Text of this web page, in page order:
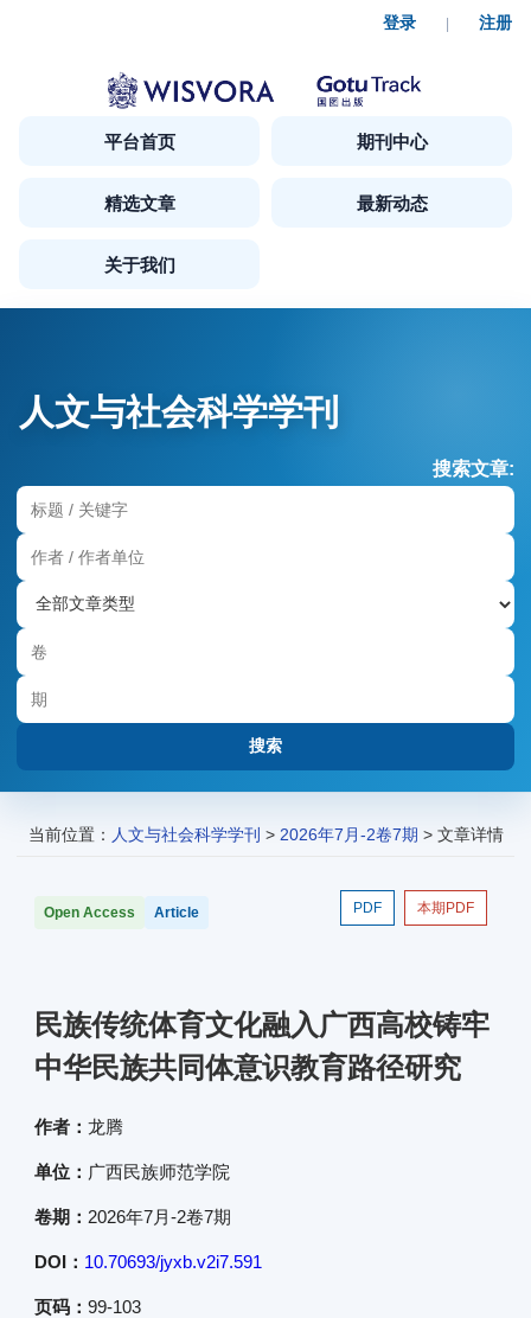
登录 | 注册
平台首页 期刊中心
精选文章 最新动态
关于我们
人文与社会科学学刊
搜索文章:
当前位置： 人文与社会科学学刊 > 2026年7月-2卷7期 > 文章详情
PDF 本期PDF
Open Access Article
民族传统体育文化融入广西高校铸牢
中华民族共同体意识教育路径研究
作者： 龙腾
单位： 广西民族师范学院
卷期： 2026年7月-2卷7期
DOI： 10.70693/jyxb.v2i7.591
页码： 99-103